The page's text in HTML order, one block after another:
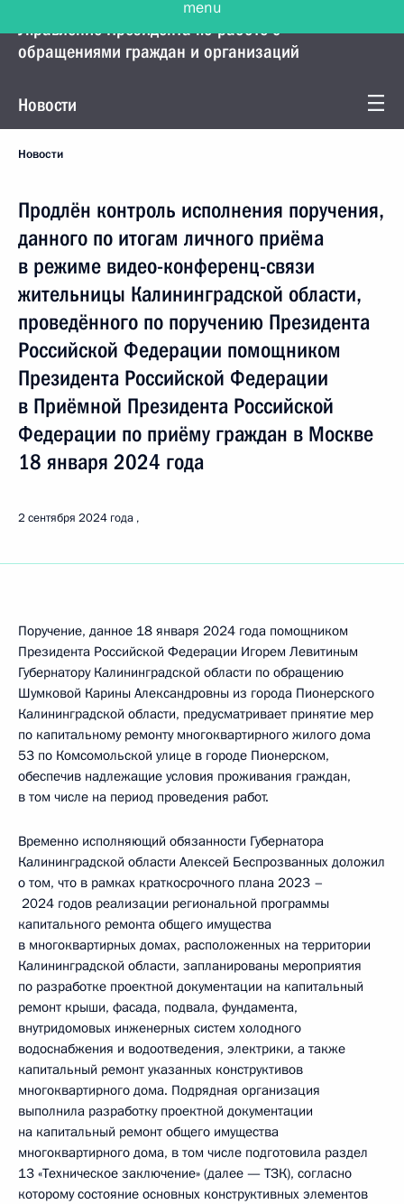
Управление Президента по работе с
обращениями граждан и организаций
Новости
Новости
Продлён контроль исполнения поручения,
данного по итогам личного приёма
в режиме видео-конференц-связи
жительницы Калининградской области,
проведённого по поручению Президента
Российской Федерации помощником
Президента Российской Федерации
в Приёмной Президента Российской
Федерации по приёму граждан в Москве
18 января 2024 года
2 сентября 2024 года
Поручение, данное 18 января 2024 года помощником
Президента Российской Федерации Игорем Левитиным
Губернатору Калининградской области по обращению
Шумковой Карины Александровны из города Пионерского
Калининградской области, предусматривает принятие мер
по капитальному ремонту многоквартирного жилого дома
53 по Комсомольской улице в городе Пионерском,
обеспечив надлежащие условия проживания граждан,
в том числе на период проведения работ.
Временно исполняющий обязанности Губернатора
Калининградской области Алексей Беспрозванных доложил
о том, что в рамках краткосрочного плана 2023 –
2024 годов реализации региональной программы
капитального ремонта общего имущества
в многоквартирных домах, расположенных на территории
Калининградской области, запланированы мероприятия
по разработке проектной документации на капитальный
ремонт крыши, фасада, подвала, фундамента,
внутридомовых инженерных систем холодного
водоснабжения и водоотведения, электрики, а также
капитальный ремонт указанных конструктивов
многоквартирного дома. Подрядная организация
выполнила разработку проектной документации
на капитальный ремонт общего имущества
многоквартирного дома, в том числе подготовила раздел
13 «Техническое заключение» (далее — ТЗК), согласно
которому состояние основных конструктивных элементов